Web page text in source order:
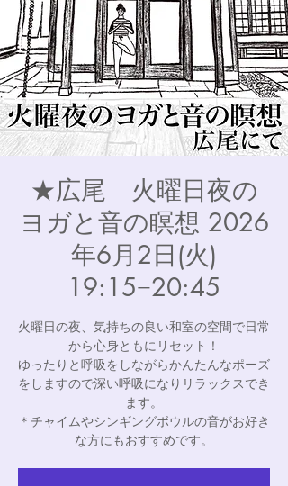
★広尾 火曜日夜の
ヨガと音の瞑想 2026
年6月2日(火)
19:15−20:45
火曜日の夜、気持ちの良い和室の空間で日常
から心身ともにリセット！
ゆったりと呼吸をしながらかんたんなポーズ
をしますので深い呼吸になりリラックスでき
ます。
＊チャイムやシンギングボウルの音がお好き
な方にもおすすめです。